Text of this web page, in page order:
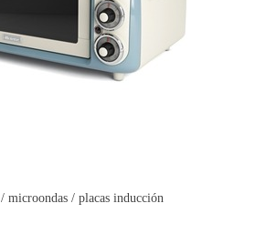
microondas / placas inducción